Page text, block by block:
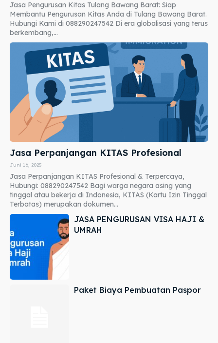
Jasa Pengurusan Kitas Tulang Bawang Barat: Siap
Membantu Pengurusan Kitas Anda di Tulang Bawang Barat.
Hubungi Kami di 088290247542 Di era globalisasi yang terus
berkembang,...
Jasa Perpanjangan KITAS Profesional
Juni 16, 2025
Jasa Perpanjangan KITAS Profesional & Terpercaya,
Hubungi: 088290247542 Bagi warga negara asing yang
tinggal atau bekerja di Indonesia, KITAS (Kartu Izin Tinggal
Terbatas) merupakan dokumen...
JASA PENGURUSAN VISA HAJI &
UMRAH
Paket Biaya Pembuatan Paspor